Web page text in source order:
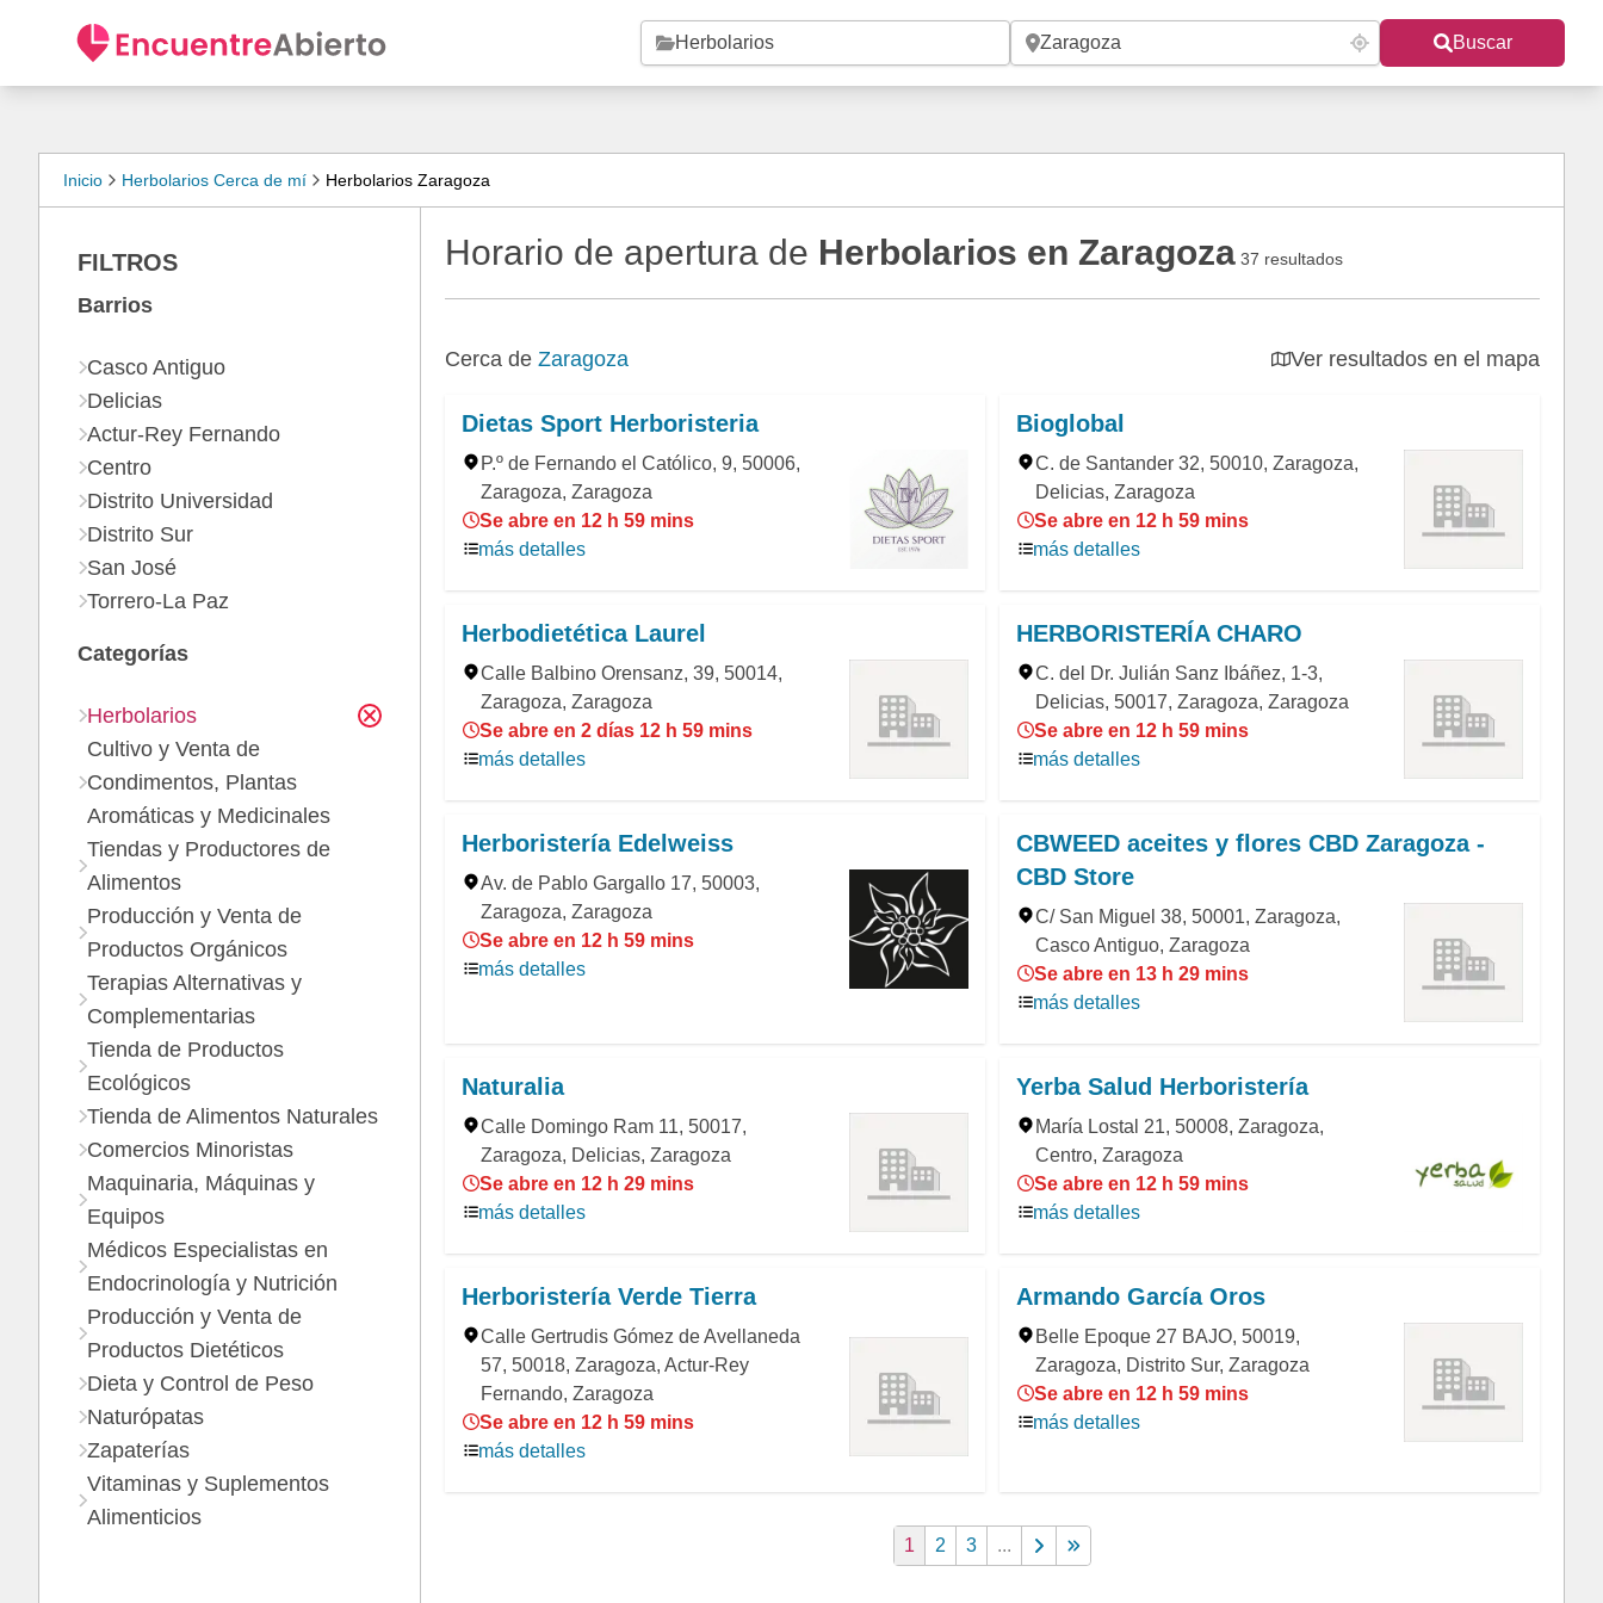
Buscar
Inicio Herbolarios Cerca de mí Herbolarios Zaragoza
Horario de apertura de Herbolarios en Zaragoza 37 resultados
Cerca de Zaragoza Ver resultados en el mapa
Dietas Sport Herboristeria
P.º de Fernando el Católico, 9, 50006,
Zaragoza, Zaragoza
Se abre en 12 h 59 mins
más detalles
Bioglobal
C. de Santander 32, 50010, Zaragoza,
Delicias, Zaragoza
Se abre en 12 h 59 mins
más detalles
Herbodietética Laurel
Calle Balbino Orensanz, 39, 50014,
Zaragoza, Zaragoza
Se abre en 2 días 12 h 59 mins
más detalles
HERBORISTERÍA CHARO
C. del Dr. Julián Sanz Ibáñez, 1-3,
Delicias, 50017, Zaragoza, Zaragoza
Se abre en 12 h 59 mins
más detalles
Herboristería Edelweiss
Av. de Pablo Gargallo 17, 50003,
Zaragoza, Zaragoza
Se abre en 12 h 59 mins
más detalles
CBWEED aceites y flores CBD Zaragoza -
CBD Store
C/ San Miguel 38, 50001, Zaragoza,
Casco Antiguo, Zaragoza
Se abre en 13 h 29 mins
más detalles
Naturalia
Calle Domingo Ram 11, 50017,
Zaragoza, Delicias, Zaragoza
Se abre en 12 h 29 mins
más detalles
Yerba Salud Herboristería
María Lostal 21, 50008, Zaragoza,
Centro, Zaragoza
Se abre en 12 h 59 mins
más detalles
Herboristería Verde Tierra
Calle Gertrudis Gómez de Avellaneda
57, 50018, Zaragoza, Actur-Rey
Fernando, Zaragoza
Se abre en 12 h 59 mins
más detalles
Armando García Oros
Belle Epoque 27 BAJO, 50019,
Zaragoza, Distrito Sur, Zaragoza
Se abre en 12 h 59 mins
más detalles
1 2 3 ...
FILTROS
Barrios
Casco Antiguo
Delicias
Actur-Rey Fernando
Centro
Distrito Universidad
Distrito Sur
San José
Torrero-La Paz
Categorías
Herbolarios
Cultivo y Venta de
Condimentos, Plantas
Aromáticas y Medicinales
Tiendas y Productores de
Alimentos
Producción y Venta de
Productos Orgánicos
Terapias Alternativas y
Complementarias
Tienda de Productos
Ecológicos
Tienda de Alimentos Naturales
Comercios Minoristas
Maquinaria, Máquinas y
Equipos
Médicos Especialistas en
Endocrinología y Nutrición
Producción y Venta de
Productos Dietéticos
Dieta y Control de Peso
Naturópatas
Zapaterías
Vitaminas y Suplementos
Alimenticios